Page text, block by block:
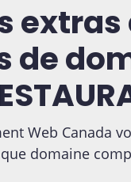
extras
de
Web Canada
domaine